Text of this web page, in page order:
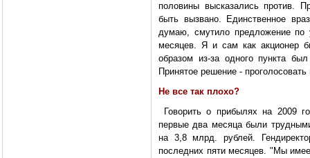
половины высказались против.
быть вызвано. Единственное
думаю, смутило предложение
месяцев. Я и сам как акционер
образом из-за одного пункта
Принятое решение -
Не все так плохо?
Говорить о прибылях на 2009
первые два месяца были
на 3,8 млрд. рублей.
последних пяти месяцев. "Мы